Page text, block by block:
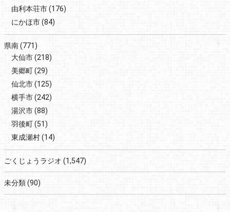
由利本荘市(176)
にかほ市(84)
県南(771)
大仙市(218)
美郷町(29)
仙北市(125)
横手市(242)
湯沢市(88)
羽後町(51)
東成瀬村(14)
ごくじょうラジオ (1,547)
未分類(90)